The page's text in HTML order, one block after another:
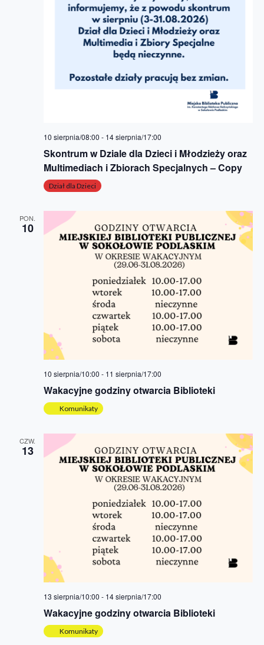
10 sierpnia/08:00 - 14 sierpnia/17:00
Skontrum w Dziale dla Dzieci i Młodzieży oraz
Multimediach i Zbiorach Specjalnych – Copy
Dział dla Dzieci
PON.
10
10 sierpnia/10:00 - 11 sierpnia/17:00
Wakacyjne godziny otwarcia Biblioteki
Komunikaty
CZW.
13
13 sierpnia/10:00 - 14 sierpnia/17:00
Wakacyjne godziny otwarcia Biblioteki
Komunikaty